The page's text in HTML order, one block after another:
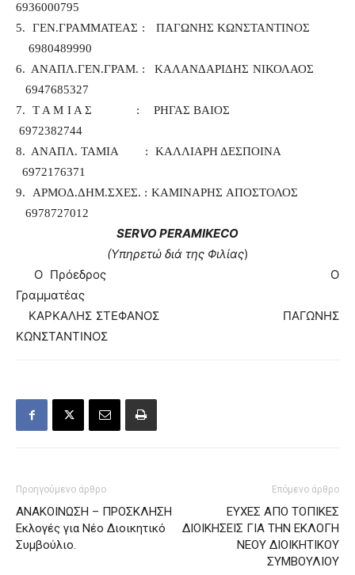
6936000795
5. ΓΕΝ.ΓΡΑΜΜΑΤΕΑΣ : ΠΑΓΩΝΗΣ ΚΩΝΣΤΑΝΤΙΝΟΣ
6980489990
6. ΑΝΑΠΛ.ΓΕΝ.ΓΡΑΜ. : ΚΑΛΑΝΔΑΡΙΔΗΣ ΝΙΚΟΛΑΟΣ
6947685327
7. Τ Α Μ Ι Α Σ : ΡΗΓΑΣ ΒΑΙΟΣ
6972382744
8. ΑΝΑΠΛ. ΤΑΜΙΑ : ΚΑΛΛΙΑΡΗ ΔΕΣΠΟΙΝΑ
6972176371
9. ΑΡΜΟΔ.ΔΗΜ.ΣΧΕΣ. : ΚΑΜΙΝΑΡΗΣ ΑΠΟΣΤΟΛΟΣ
6978727012
SERVOPERAMIKECO
(Υπηρετώ διά της Φιλίας)
Ο Πρόεδρος Ο
Γραμματέας
ΚΑΡΚΑΛΗΣ ΣΤΕΦΑΝΟΣ ΠΑΓΩΝΗΣ
ΚΩΝΣΤΑΝΤΙΝΟΣ
Προηγούμενο άρθρο
ΑΝΑΚΟΙΝΩΣΗ – ΠΡΟΣΚΛΗΣΗ
Εκλογές για Νέο Διοικητικό
Συμβούλιο.
Επόμενο άρθρο
ΕΥΧΕΣ ΑΠΟ ΤΟΠΙΚΕΣ
ΔΙΟΙΚΗΣΕΙΣ ΓΙΑ ΤΗΝ ΕΚΛΟΓΗ
ΝΕΟΥ ΔΙΟΙΚΗΤΙΚΟΥ
ΣΥΜΒΟΥΛΙΟΥ